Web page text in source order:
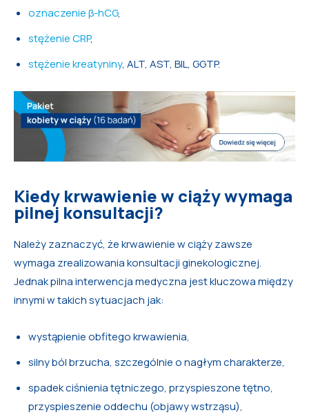
oznaczenie β-hCG,
stężenie CRP,
stężenie kreatyniny, ALT, AST, BIL, GGTP.
Kiedy krwawienie w ciąży wymaga
pilnej konsultacji?
Należy zaznaczyć, że krwawienie w ciąży zawsze
wymaga zrealizowania konsultacji ginekologicznej.
Jednak pilna interwencja medyczna jest kluczowa między
innymi w takich sytuacjach jak:
wystąpienie obfitego krwawienia,
silny ból brzucha, szczególnie o nagłym charakterze,
spadek ciśnienia tętniczego, przyspieszone tętno,
przyspieszenie oddechu (objawy wstrząsu),